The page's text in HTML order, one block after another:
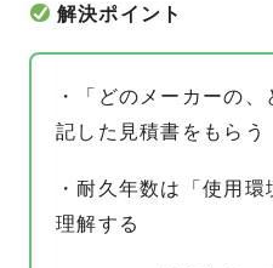
解決ポイント
・「どのメーカーの
記した見積書をもらう
・耐久年数は「使用
理解する